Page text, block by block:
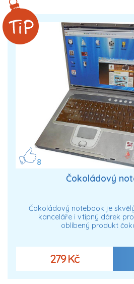
8
Čokoládový
Čokoládový notebook je
kanceláře i vtipný dárek
oblíbený produkt
279 Kč